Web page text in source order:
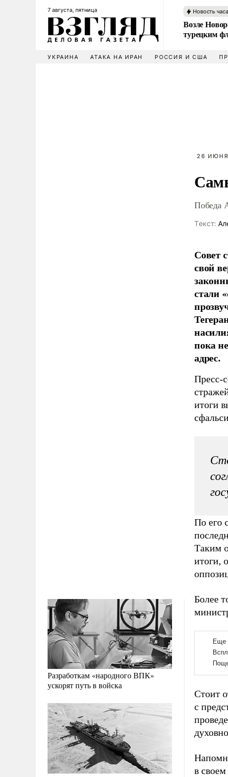
7 августа, пятница Новость часа
Возле
турецким
УКРАИНА АТАКА НА ИРАН РОССИЯ И США
Разработкам «народного ВПК»
ускорят путь в войска
26 ИЮНЯ
Победа
Tекст:
Совет
свой
стали
пока
адрес.
Пресс-
итоги
По его
Таким
итоги,
Более
Стоит
с
в